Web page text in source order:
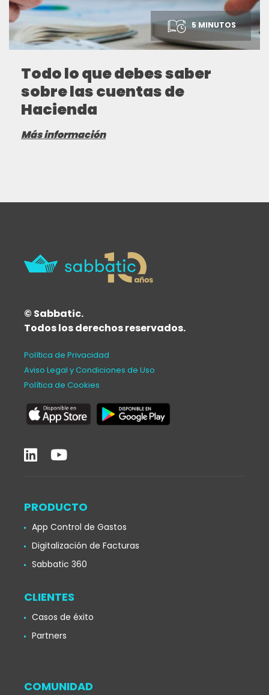
5 MINUTOS
Todo lo que debes saber
sobre las cuentas de
Hacienda
Más información
© Sabbatic.
Todos los derechos reservados.
Política de Privacidad
Aviso Legal y Condiciones de Uso
Política de Cookies
PRODUCTO
App Control de Gastos
Digitalización de Facturas
Sabbatic 360
CLIENTES
Casos de éxito
Partners
COMUNIDAD